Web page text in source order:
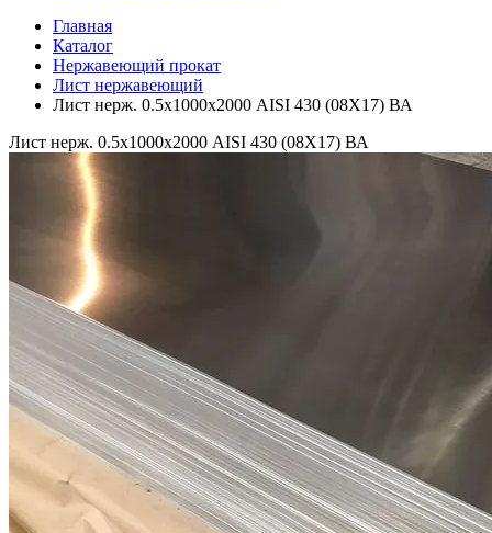
Главная
Каталог
Нержавеющий прокат
Лист нержавеющий
Лист нерж. 0.5х1000х2000 AISI 430 (08Х17) ВА
Лист нерж. 0.5х1000х2000 AISI 430 (08Х17) ВА